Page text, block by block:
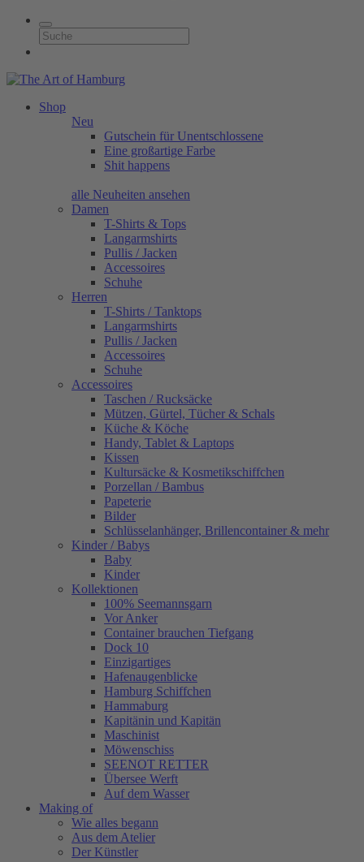
Shop
Neu
Gutschein für Unentschlossene
Eine großartige Farbe
Shit happens
alle Neuheiten ansehen
Damen
T-Shirts & Tops
Langarmshirts
Pullis / Jacken
Accessoires
Schuhe
Herren
T-Shirts / Tanktops
Langarmshirts
Pullis / Jacken
Accessoires
Schuhe
Accessoires
Taschen / Rucksäcke
Mützen, Gürtel, Tücher & Schals
Küche & Köche
Handy, Tablet & Laptops
Kissen
Kultursäcke & Kosmetikschiffchen
Porzellan / Bambus
Papeterie
Bilder
Schlüsselanhänger, Brillencontainer & mehr
Kinder / Babys
Baby
Kinder
Kollektionen
100% Seemannsgarn
Vor Anker
Container brauchen Tiefgang
Dock 10
Einzigartiges
Hafenaugen­blicke
Hamburg Schiffchen
Hammaburg
Kapitänin und Kapitän
Maschinist
Möwenschiss
SEENOT RETTER
Übersee Werft
Auf dem Wasser
Making of
Wie alles begann
Aus dem Atelier
Der Künstler